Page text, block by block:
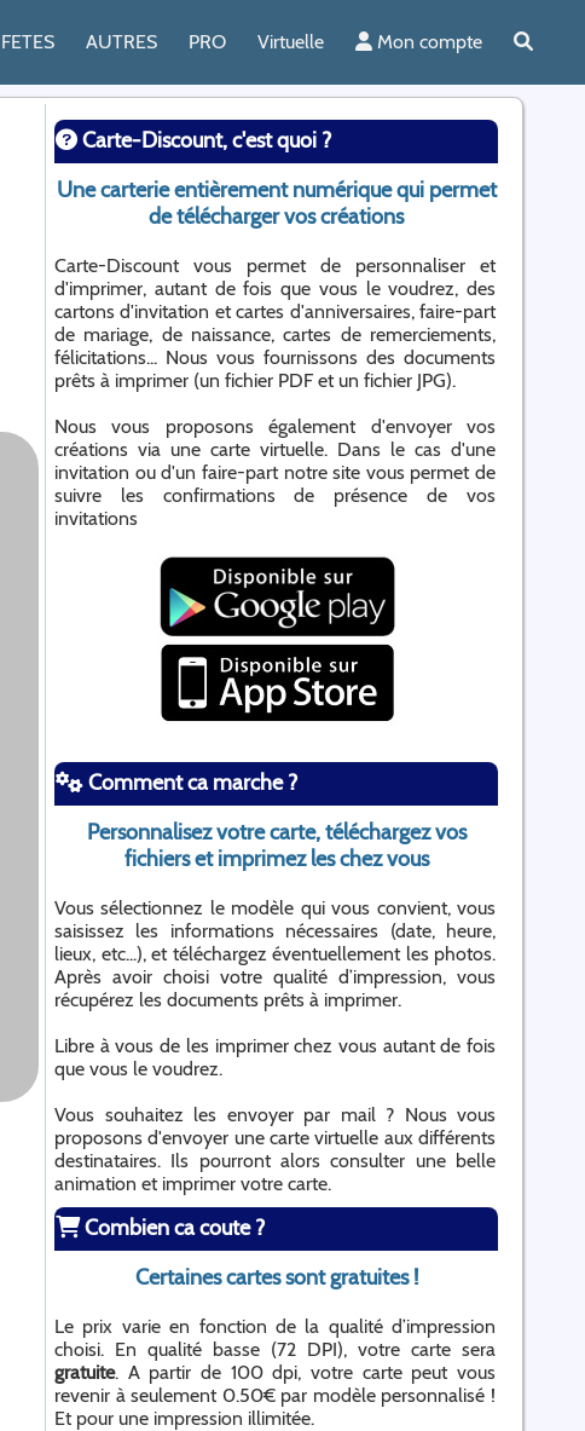
FETES AUTRES PRO Virtuelle Mon compte
Carte-Discount, c'est quoi ?
Une carterie entièrement numérique qui permet
de télécharger vos créations
Carte-Discount vous permet de personnaliser et
d'imprimer, autant de fois que vous le voudrez, des
cartons d'invitation et cartes d'anniversaires, faire-part
de mariage, de naissance, cartes de remerciements,
félicitations... Nous vous fournissons des documents
prêts à imprimer (un fichier PDF et un fichier JPG).
Nous vous proposons également d'envoyer vos
créations via une carte virtuelle. Dans le cas d'une
invitation ou d'un faire-part notre site vous permet de
suivre les confirmations de présence de vos
invitations
Comment ca marche ?
Personnalisez votre carte, téléchargez vos
fichiers et imprimez les chez vous
Vous sélectionnez le modèle qui vous convient, vous
saisissez les informations nécessaires (date, heure,
lieux, etc...), et téléchargez éventuellement les photos.
Après avoir choisi votre qualité d’impression, vous
récupérez les documents prêts à imprimer.
Libre à vous de les imprimer chez vous autant de fois
que vous le voudrez.
Vous souhaitez les envoyer par mail ? Nous vous
proposons d'envoyer une carte virtuelle aux différents
destinataires. Ils pourront alors consulter une belle
animation et imprimer votre carte.
Combien ca coute ?
Certaines cartes sont gratuites !
Le prix varie en fonction de la qualité d’impression
choisi. En qualité basse (72 DPI), votre carte sera
gratuite. A partir de 100 dpi, votre carte peut vous
revenir à seulement 0.50€ par modèle personnalisé !
Et pour une impression illimitée.